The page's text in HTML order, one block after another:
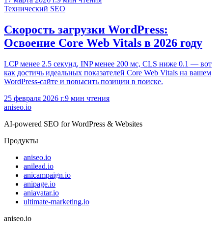
Технический SEO
Скорость загрузки WordPress:
Освоение Core Web Vitals в 2026 году
LCP менее 2.5 секунд, INP менее 200 мс, CLS ниже 0.1 — вот
как достичь идеальных показателей Core Web Vitals на вашем
WordPress-сайте и повысить позиции в поиске.
25 февраля 2026 г.9 мин чтения
aniseo.io
AI-powered SEO for WordPress & Websites
Продукты
aniseo.io
anilead.io
anicampaign.io
anipage.io
aniavatar.io
ultimate-marketing.io
aniseo.io